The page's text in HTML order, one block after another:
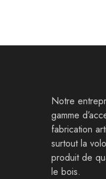
Notre
gamme
fabrication
surtout la
produit de
le bois.